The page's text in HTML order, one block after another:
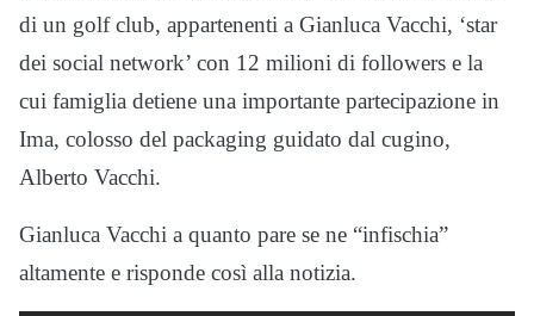
di un golf club, appartenenti a Gianluca Vacchi, ‘star
dei social network’ con 12 milioni di followers e la
cui famiglia detiene una importante partecipazione in
Ima, colosso del packaging guidato dal cugino,
Alberto Vacchi.
Gianluca Vacchi a quanto pare se ne “infischia”
altamente e risponde così alla notizia.